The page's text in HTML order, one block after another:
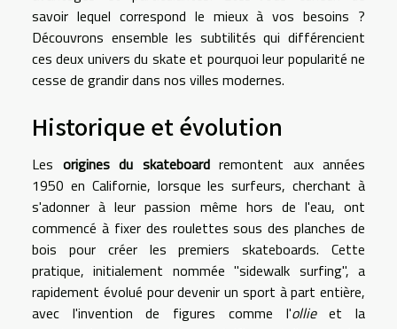
savoir lequel correspond le mieux à vos besoins ?
Découvrons ensemble les subtilités qui différencient
ces deux univers du skate et pourquoi leur popularité ne
cesse de grandir dans nos villes modernes.
Historique et évolution
Les origines du skateboardremontent aux années
1950 en Californie, lorsque les surfeurs, cherchant à
s'adonner à leur passion même hors de l'eau, ont
commencé à fixer des roulettes sous des planches de
bois pour créer les premiers skateboards. Cette
pratique, initialement nommée "sidewalk surfing", a
rapidement évolué pour devenir un sport à part entière,
avec l'invention de figures comme l'ollieet la